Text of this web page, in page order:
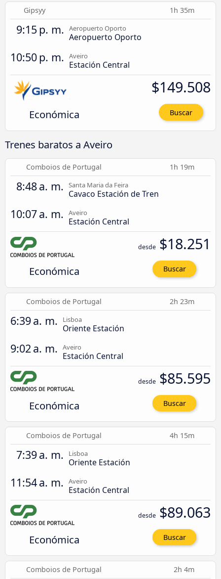
Gipsyy 1h 35m
9:15 p. m. Aeropuerto Oporto
Aeropuerto Oporto
10:50 p. m. Aveiro
Estación Central
Económica
$149.508
Buscar
Trenes baratos a Aveiro
Comboios de Portugal 1h 19m
8:48 a. m. Santa Maria da Feira
Cavaco Estación de Tren
10:07 a. m. Aveiro
Estación Central
Económica
desde $18.251
Buscar
Comboios de Portugal 2h 23m
6:39 a. m. Lisboa
Oriente Estación
9:02 a. m. Aveiro
Estación Central
Económica
desde $85.595
Buscar
Comboios de Portugal 4h 15m
7:39 a. m. Lisboa
Oriente Estación
11:54 a. m. Aveiro
Estación Central
Económica
desde $89.063
Buscar
Comboios de Portugal 2h 4m